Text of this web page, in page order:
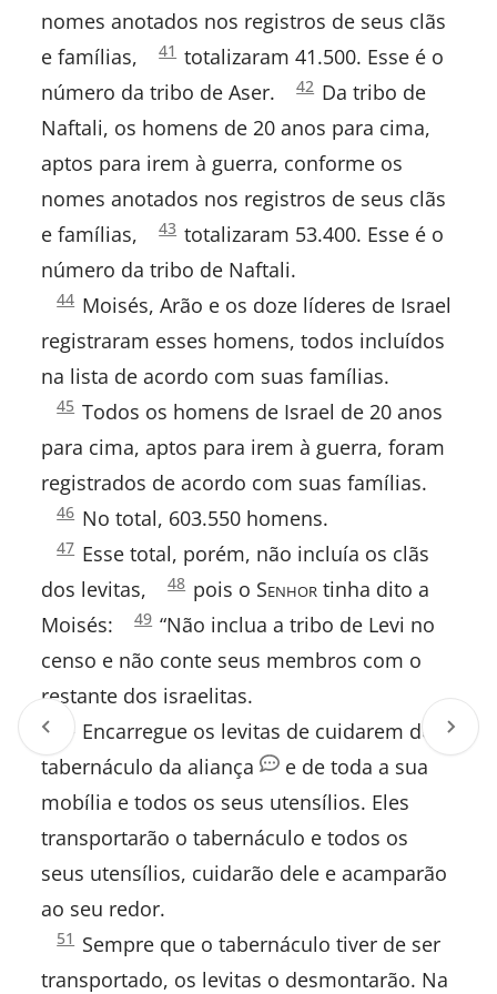
Efésios
Colossenses
I Tessalonicenses
II Tessalonicenses
II Timóteo
Filemom
Hebreus
Tiago
II Pedro
I João
II João
Judas
nomes anotados nos registros de seus clãs
e famílias,
Números
1:
41 totalizaram 41.500. Esse é o
número da tribo de Aser.
Números
1:
42 Da tribo de
Naftali, os homens de 20 anos para cima,
aptos para irem à guerra, conforme os
nomes anotados nos registros de seus clãs
e famílias,
Números
1:
43 totalizaram 53.400. Esse é o
número da tribo de Naftali.
Números
1:
44 Moisés, Arão e os doze líderes de Israel
registraram esses homens, todos incluídos
na lista de acordo com suas famílias.
Números
1:
45 Todos os homens de Israel de 20 anos
para cima, aptos para irem à guerra, foram
registrados de acordo com suas famílias.
Números
1:
46 No total, 603.550 homens.
Números
1:
47 Esse total, porém, não incluía os clãs
dos levitas,
Números
1:
48 pois o Senhortinha dito a
Moisés:
Números
1:
49 “Não inclua a tribo de Levi no
censo e não conte seus membros com o
restante dos israelitas.
Números
Encarregue os levitas de cuidarem do
tabernáculo da aliança
e de toda a sua
mobília e todos os seus utensílios. Eles
transportarão o tabernáculo e todos os
seus utensílios, cuidarão dele e acamparão
ao seu redor.
Números
1:
51 Sempre que o tabernáculo tiver de ser
transportado, os levitas o desmontarão. Na